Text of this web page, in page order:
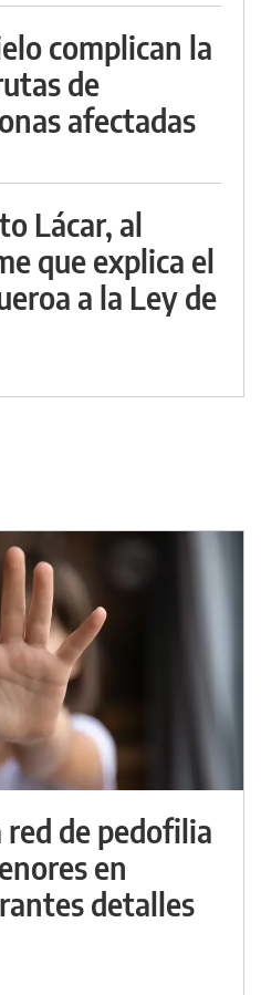
complican la
de
afectadas
Lácar, al
que explica el
a la Ley de
de pedofilia
en
detalles